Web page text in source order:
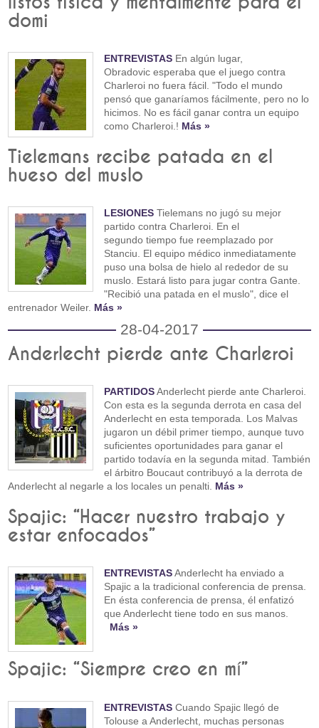
domi
ENTREVISTAS En algún lugar,
Obradovic esperaba que el juego contra
Charleroi no fuera fácil. "Todo el mundo
pensó que ganaríamos fácilmente, pero no lo
hicimos. No es fácil ganar contra un equipo
como Charleroi.! Más »
Tielemans recibe patada en el
hueso del muslo
LESIONES Tielemans no jugó su mejor
partido contra Charleroi. En el
segundo tiempo fue reemplazado por
Stanciu. El equipo médico inmediatamente
puso una bolsa de hielo al rededor de su
muslo. Estará listo para jugar contra Gante.
"Recibió una patada en el muslo", dice el
entrenador Weiler. Más »
28-04-2017
Anderlecht pierde ante Charleroi
PARTIDOSAnderlecht pierde ante Charleroi.
Con esta es la segunda derrota en casa del
Anderlecht en esta temporada. Los Malvas
jugaron un débil primer tiempo, aunque tuvo
suficientes oportunidades para ganar el
partido todavía en la segunda mitad. También
el árbitro Boucaut contribuyó a la derrota de
Anderlecht al negarle a los locales un penalti. Más »
Spajic: “Hacer nuestro trabajo y
estar enfocados”
ENTREVISTASAnderlecht ha enviado a
Spajic a la tradicional conferencia de prensa.
En ésta conferencia de prensa, él enfatizó
que Anderlecht tiene todo en sus manos.
Más »
Spajic: “Siempre creo en mí”
ENTREVISTAS Cuando Spajic llegó de
Tolouse a Anderlecht, muchas personas